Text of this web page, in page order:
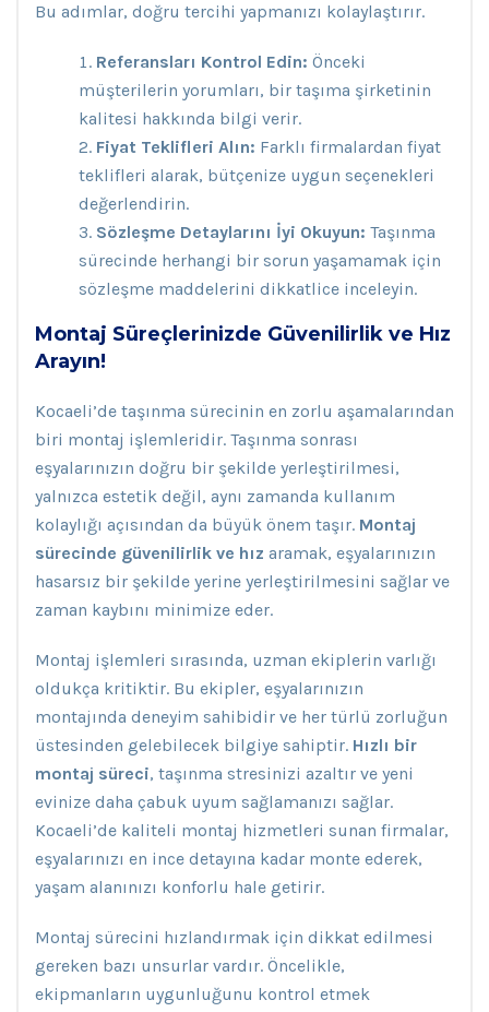
Bu adımlar, doğru tercihi yapmanızı kolaylaştırır.
Referansları Kontrol Edin: Önceki
müşterilerin yorumları, bir taşıma şirketinin
kalitesi hakkında bilgi verir.
Fiyat Teklifleri Alın: Farklı firmalardan fiyat
teklifleri alarak, bütçenize uygun seçenekleri
değerlendirin.
Sözleşme Detaylarını İyi Okuyun: Taşınma
sürecinde herhangi bir sorun yaşamamak için
sözleşme maddelerini dikkatlice inceleyin.
Montaj Süreçlerinizde Güvenilirlik ve Hız
Arayın!
Kocaeli’de taşınma sürecinin en zorlu aşamalarından
biri montaj işlemleridir. Taşınma sonrası
eşyalarınızın doğru bir şekilde yerleştirilmesi,
yalnızca estetik değil, aynı zamanda kullanım
kolaylığı açısından da büyük önem taşır. Montaj
sürecinde güvenilirlik ve hız aramak, eşyalarınızın
hasarsız bir şekilde yerine yerleştirilmesini sağlar ve
zaman kaybını minimize eder.
Montaj işlemleri sırasında, uzman ekiplerin varlığı
oldukça kritiktir. Bu ekipler, eşyalarınızın
montajında deneyim sahibidir ve her türlü zorluğun
üstesinden gelebilecek bilgiye sahiptir. Hızlı bir
montaj süreci, taşınma stresinizi azaltır ve yeni
evinize daha çabuk uyum sağlamanızı sağlar.
Kocaeli’de kaliteli montaj hizmetleri sunan firmalar,
eşyalarınızı en ince detayına kadar monte ederek,
yaşam alanınızı konforlu hale getirir.
Montaj sürecini hızlandırmak için dikkat edilmesi
gereken bazı unsurlar vardır. Öncelikle,
ekipmanların uygunluğunu kontrol etmek